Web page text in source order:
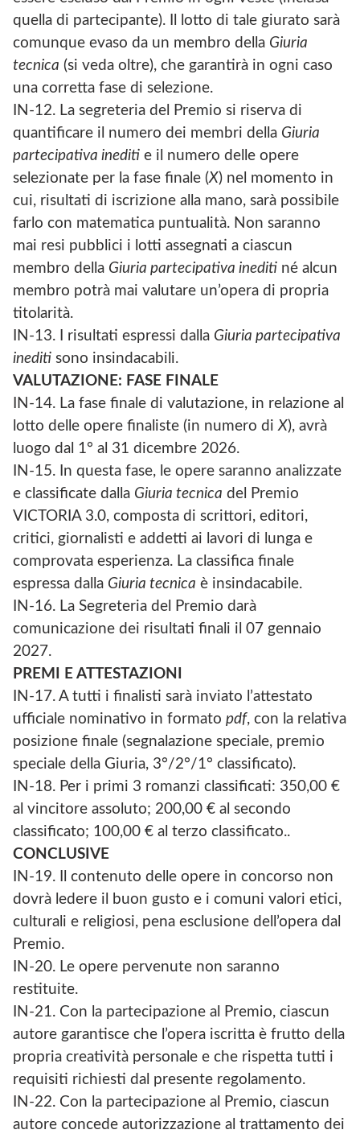
quella di partecipante). Il lotto di tale giurato sarà
comunque evaso da un membro della Giuria
tecnica (si veda oltre), che garantirà in ogni caso
una corretta fase di selezione.
IN-12. La segreteria del Premio si riserva di
quantificare il numero dei membri della Giuria
partecipativa inediti e il numero delle opere
selezionate per la fase finale (X) nel momento in
cui, risultati di iscrizione alla mano, sarà possibile
farlo con matematica puntualità. Non saranno
mai resi pubblici i lotti assegnati a ciascun
membro della Giuria partecipativa inediti né alcun
membro potrà mai valutare un’opera di propria
titolarità.
IN-13. I risultati espressi dalla Giuria partecipativa
inediti sono insindacabili.
VALUTAZIONE: FASE FINALE
IN-14. La fase finale di valutazione, in relazione al
lotto delle opere finaliste (in numero di X), avrà
luogo dal 1° al 31 dicembre 2026.
IN-15. In questa fase, le opere saranno analizzate
e classificate dalla Giuria tecnica del Premio
VICTORIA 3.0, composta di scrittori, editori,
critici, giornalisti e addetti ai lavori di lunga e
comprovata esperienza. La classifica finale
espressa dalla Giuria tecnica è insindacabile.
IN-16. La Segreteria del Premio darà
comunicazione dei risultati finali il 07 gennaio
2027.
PREMI E ATTESTAZIONI
IN-17. A tutti i finalisti sarà inviato l’attestato
ufficiale nominativo in formato pdf, con la relativa
posizione finale (segnalazione speciale, premio
speciale della Giuria, 3°/2°/1° classificato).
IN-18. Per i primi 3 romanzi classificati: 350,00 €
al vincitore assoluto; 200,00 € al secondo
classificato; 100,00 € al terzo classificato..
CONCLUSIVE
IN-19. Il contenuto delle opere in concorso non
dovrà ledere il buon gusto e i comuni valori etici,
culturali e religiosi, pena esclusione dell’opera dal
Premio.
IN-20. Le opere pervenute non saranno
restituite.
IN-21. Con la partecipazione al Premio, ciascun
autore garantisce che l’opera iscritta è frutto della
propria creatività personale e che rispetta tutti i
requisiti richiesti dal presente regolamento.
IN-22. Con la partecipazione al Premio, ciascun
autore concede autorizzazione al trattamento dei